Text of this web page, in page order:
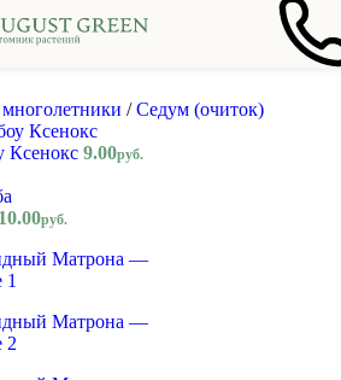
main content
/ Седум (очиток)
Ксенокс 9.00руб.
10.00руб.